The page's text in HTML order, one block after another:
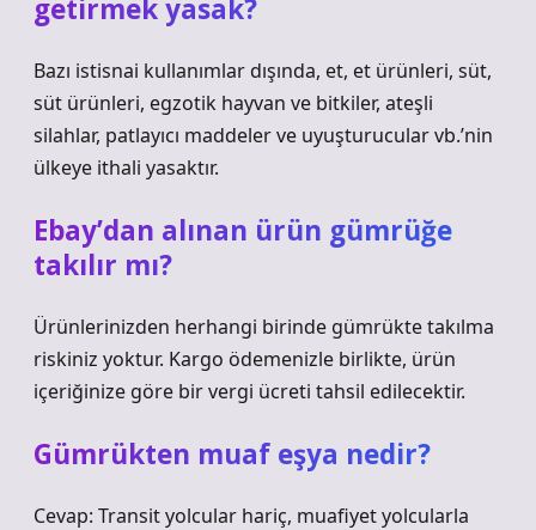
getirmek yasak?
Bazı istisnai kullanımlar dışında, et, et ürünleri, süt,
süt ürünleri, egzotik hayvan ve bitkiler, ateşli
silahlar, patlayıcı maddeler ve uyuşturucular vb.’nin
ülkeye ithali yasaktır.
Ebay’dan alınan ürün gümrüğe
takılır mı?
Ürünlerinizden herhangi birinde gümrükte takılma
riskiniz yoktur. Kargo ödemenizle birlikte, ürün
içeriğinize göre bir vergi ücreti tahsil edilecektir.
Gümrükten muaf eşya nedir?
Cevap: Transit yolcular hariç, muafiyet yolcularla